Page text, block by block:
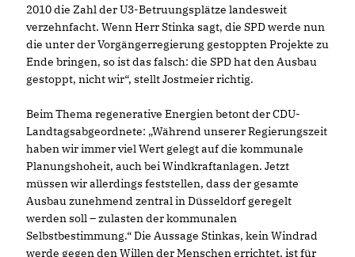
2010 die Zahl der U3-Betruungsplätze landesweit
verzehnfacht. Wenn Herr Stinka sagt, die SPD werde nun
die unter der Vorgängerregierung gestoppten Projekte zu
Ende bringen, so ist das falsch: die SPD hat den Ausbau
gestoppt, nicht wir“, stellt Jostmeier richtig.
Beim Thema regenerative Energien betont der CDU-
Landtagsabgeordnete: „Während unserer Regierungszeit
haben wir immer viel Wert gelegt auf die kommunale
Planungshoheit, auch bei Windkraftanlagen. Jetzt
müssen wir allerdings feststellen, dass der gesamte
Ausbau zunehmend zentral in Düsseldorf geregelt
werden soll – zulasten der kommunalen
Selbstbestimmung.“ Die Aussage Stinkas, kein Windrad
werde gegen den Willen der Menschen errichtet, ist für